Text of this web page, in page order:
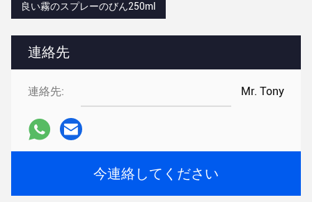
連絡先
連絡先: Mr. Tony
今連絡してください
良い霧のスプレーのびん250ml